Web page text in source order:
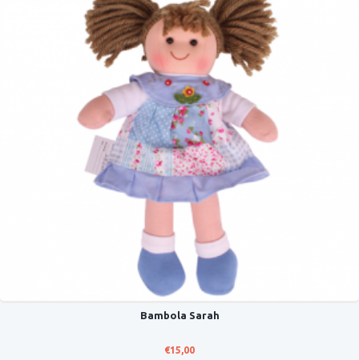
Bambola Sarah
€15,00